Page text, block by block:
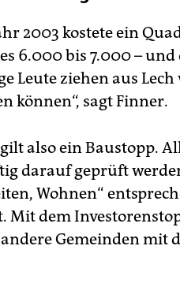
2003 kostete ein
6.000 bis 7.000 –
Leute ziehen aus
können“, sagt Finner.
also ein Baustopp.
darauf geprüft
Wohnen“
Mit dem
Gemeinden mit